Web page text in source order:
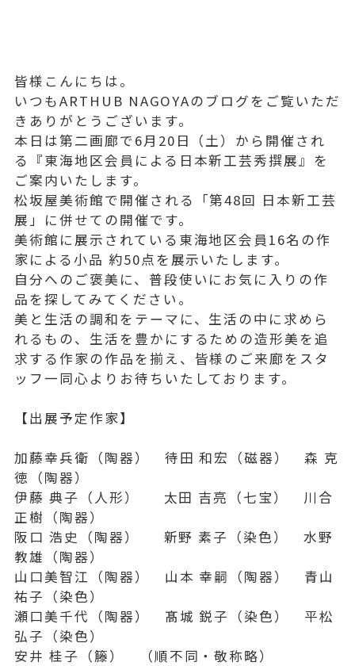
皆様こんにちは。
いつもARTHUB NAGOYAのブログをご覧いただ
きありがとうございます。
本日は第二画廊で6月20日（土）から開催され
る『東海地区会員による日本新工芸秀撰展』を
ご案内いたします。
松坂屋美術館で開催される「第48回 日本新工芸
展」に併せての開催です。
美術館に展示されている東海地区会員16名の作
家による小品 約50点を展示いたします。
自分へのご褒美に、普段使いにお気に入りの作
品を探してみてください。
美と生活の調和をテーマに、生活の中に求めら
れるもの、生活を豊かにするための造形美を追
求する作家の作品を揃え、皆様のご来廊をスタ
ッフ一同心よりお待ちいたしております。
【出展予定作家】
加藤幸兵衛（陶器） 待田 和宏（磁器） 森 克
徳（陶器）
伊藤 典子（人形） 太田 吉亮（七宝） 川合
正樹（陶器）
阪口 浩史（陶器） 新野 素子（染色） 水野
教雄（陶器）
山口美智江（陶器） 山本 幸嗣（陶器） 青山
祐子（染色）
瀬口美千代（陶器） 髙城 鋭子（染色） 平松
弘子（染色）
安井 桂子（籐） （順不同・敬称略）